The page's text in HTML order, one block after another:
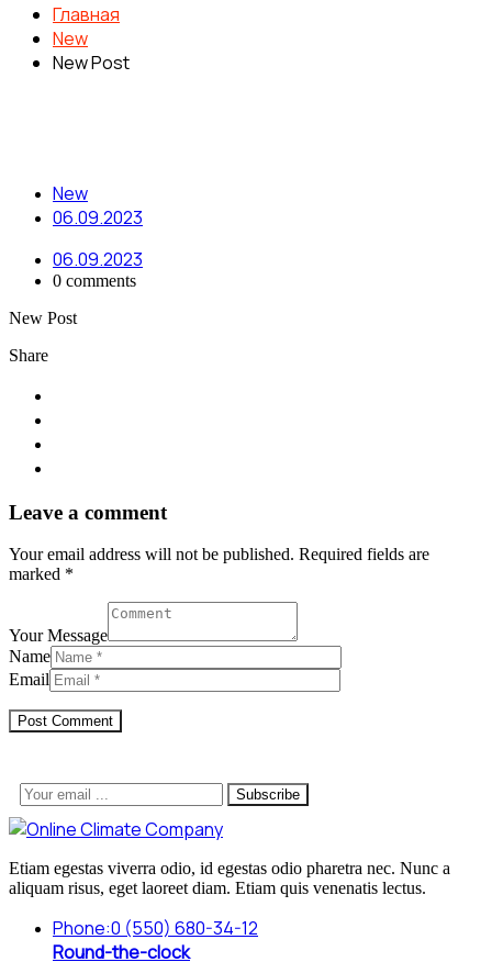
Главная
New
New Post
New
06.09.2023
06.09.2023
0 comments
New Post
Share
Leave a comment
Your email address will not be published. Required fields are
marked *
Your Message
Name
Email
Subscribe
Etiam egestas viverra odio, id egestas odio pharetra nec. Nunc a
aliquam risus, eget laoreet diam. Etiam quis venenatis lectus.
Phone:0 (550) 680-34-12
Round-the-clock